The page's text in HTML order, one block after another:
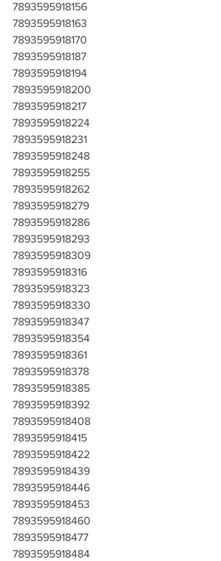
7893595918156
7893595918163
7893595918170
7893595918187
7893595918194
7893595918200
7893595918217
7893595918224
7893595918231
7893595918248
7893595918255
7893595918262
7893595918279
7893595918286
7893595918293
7893595918309
7893595918316
7893595918323
7893595918330
7893595918347
7893595918354
7893595918361
7893595918378
7893595918385
7893595918392
7893595918408
7893595918415
7893595918422
7893595918439
7893595918446
7893595918453
7893595918460
7893595918477
7893595918484